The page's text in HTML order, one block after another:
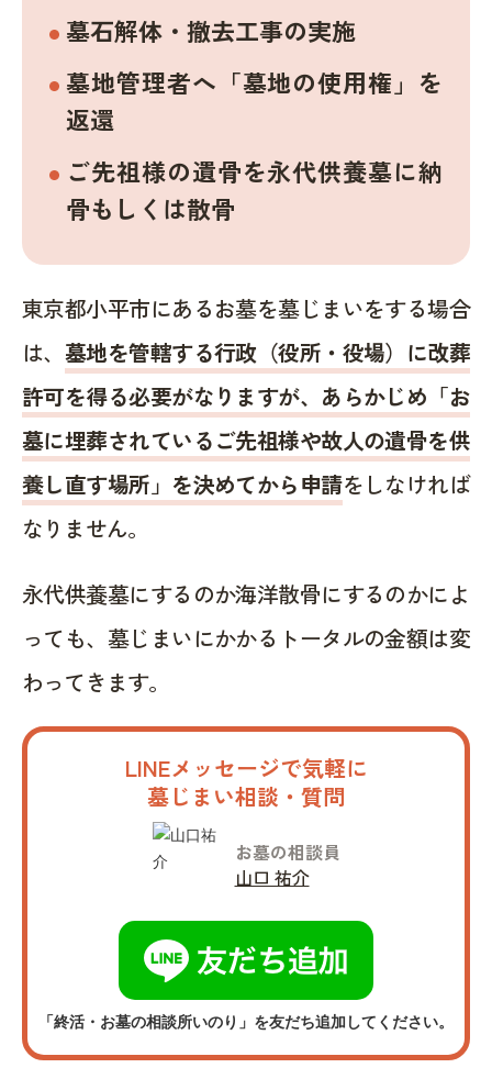
墓石解体・撤去工事の実施
墓地管理者へ「墓地の使用権」を
返還
ご先祖様の遺骨を永代供養墓に納
骨もしくは散骨
東京都小平市にあるお墓を墓じまいをする場合
は、 墓地を管轄する行政（役所・役場）に改葬
許可を得る必要がなりますが、あらかじめ「お
墓に埋葬されているご先祖様や故人の遺骨を供
養し直す場所」を決めてから申請をしなければ
なりません。
永代供養墓にするのか海洋散骨にするのかによ
っても、墓じまいにかかるトータルの金額は変
わってきます。
LINEメッセージで気軽に
墓じまい相談・質問
お墓の相談員
山口 祐介
「終活・お墓の相談所いのり」を友だち追加してください。